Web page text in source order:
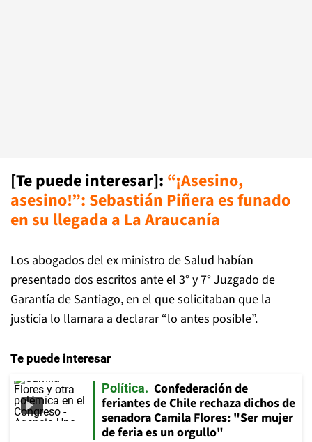
[Te puede interesar]: “¡Asesino,
asesino!”: Sebastián Piñera es funado
en su llegada a La Araucanía
Los abogados del ex ministro de Salud habían
presentado dos escritos ante el 3° y 7° Juzgado de
Garantía de Santiago, en el que solicitaban que la
justicia lo llamara a declarar “lo antes posible”.
Te puede interesar
Política
Confederación de
feriantes de Chile rechaza dichos de
senadora Camila Flores: "Ser mujer
de feria es un orgullo"